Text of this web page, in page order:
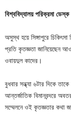
বিশ্ববিদ্যালয় পরিক্রমা
অসুস্থ হয়ে সিঙ্গাপুরে
প্রতি কৃতজ্ঞতা জানিয়েছেন
ওবায়দুল কাদের।
বুধবার সন্ধ্যা ৬টার দিকে
আন্তর্জাতিক বিমানবন্দরে
সম্মেলনে ওই কৃতজ্ঞতার কথা